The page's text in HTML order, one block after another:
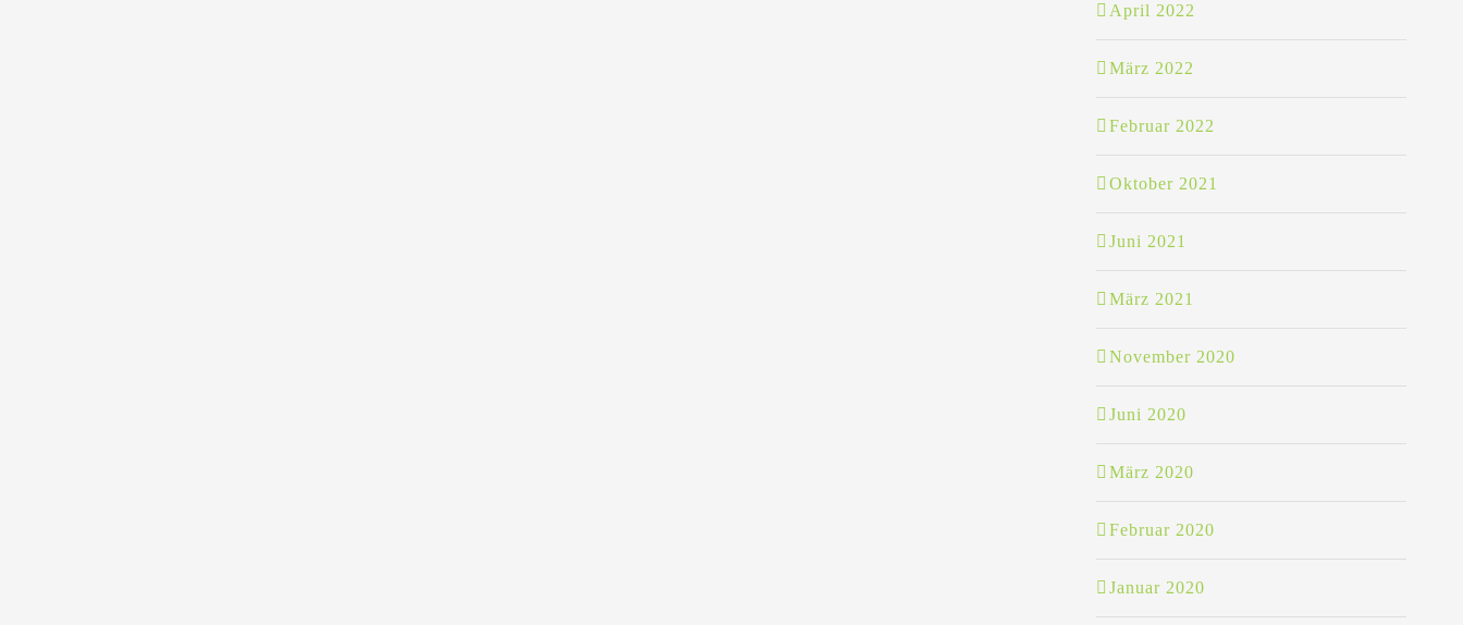
April 2022
März 2022
Februar 2022
Oktober 2021
Juni 2021
März 2021
November 2020
Juni 2020
März 2020
Februar 2020
Januar 2020